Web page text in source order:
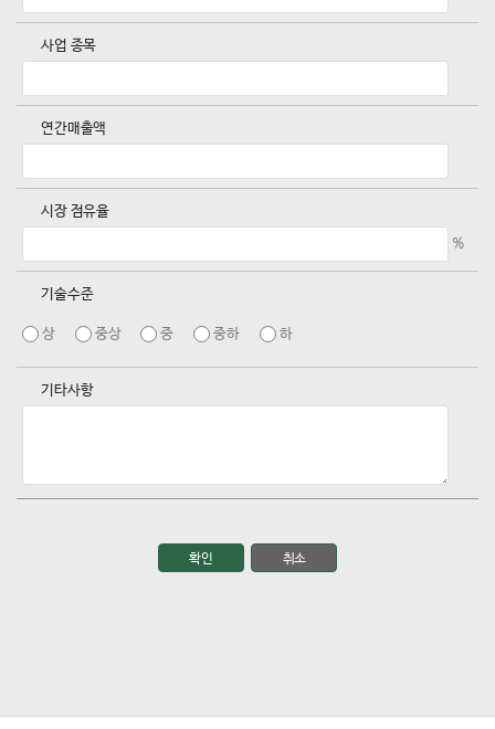
사업 종목
연간매출액
시장 점유율
%
기술수준
상 중상 중 중하 하
기타사항
확인 취소